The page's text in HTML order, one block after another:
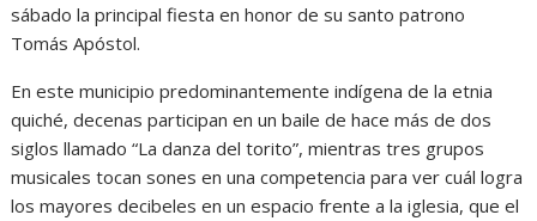
sábado la principal fiesta en honor de su santo patrono
Tomás Apóstol.
En este municipio predominantemente indígena de la etnia
quiché, decenas participan en un baile de hace más de dos
siglos llamado “La danza del torito”, mientras tres grupos
musicales tocan sones en una competencia para ver cuál logra
los mayores decibeles en un espacio frente a la iglesia, que el